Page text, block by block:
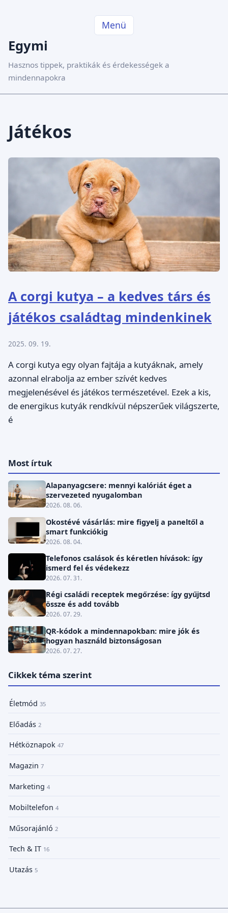
Menü
Egymi
Hasznos tippek, praktikák és érdekességek a
mindennapokra
Játékos
A corgi kutya – a kedves társ és
játékos családtag mindenkinek
2025. 09. 19.
A corgi kutya egy olyan fajtája a kutyáknak, amely
azonnal elrabolja az ember szívét kedves
megjelenésével és játékos természetével. Ezek a kis,
de energikus kutyák rendkívül népszerűek világszerte,
é
Most írtuk
Alapanyagcsere: mennyi kalóriát éget a
szervezeted nyugalomban
2026. 08. 06.
Okostévé vásárlás: mire figyelj a paneltől a
smart funkciókig
2026. 08. 04.
Telefonos csalások és kéretlen hívások: így
ismerd fel és védekezz
2026. 07. 31.
Régi családi receptek megőrzése: így gyűjtsd
össze és add tovább
2026. 07. 29.
QR-kódok a mindennapokban: mire jók és
hogyan használd biztonságosan
2026. 07. 27.
Cikkek téma szerint
Életmód 35
Előadás 2
Hétköznapok 47
Magazin 7
Marketing 4
Mobiltelefon 4
Műsorajánló 2
Tech & IT 16
Utazás 5